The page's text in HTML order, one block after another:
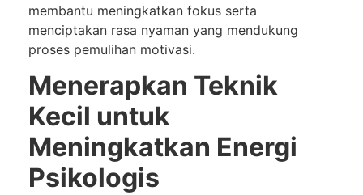
membantu meningkatkan fokus serta
menciptakan rasa nyaman yang mendukung
proses pemulihan motivasi.
Menerapkan Teknik
Kecil untuk
Meningkatkan Energi
Psikologis